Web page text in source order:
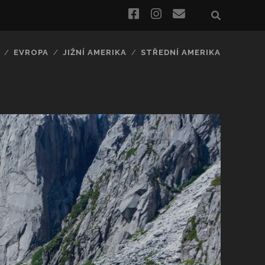
facebookinstagram
e-
EVROPA JIŽNÍ AMERIKA STŘEDNÍ AMERIKA